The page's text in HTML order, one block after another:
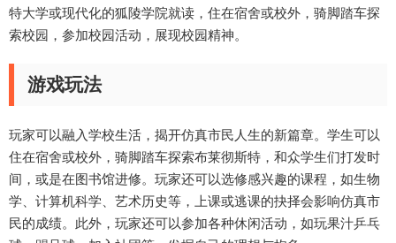
特大学或现代化的狐陵学院就读，住在宿舍或校外，骑脚踏车探
索校园，参加校园活动，展现校园精神。
游戏玩法
玩家可以融入学校生活，揭开仿真市民人生的新篇章。学生可以
住在宿舍或校外，骑脚踏车探索布莱彻斯特，和众学生们打发时
间，或是在图书馆进修。玩家还可以选修感兴趣的课程，如生物
学、计算机科学、艺术历史等，上课或逃课的抉择会影响仿真市
民的成绩。此外，玩家还可以参加各种休闲活动，如玩果汁乒乓